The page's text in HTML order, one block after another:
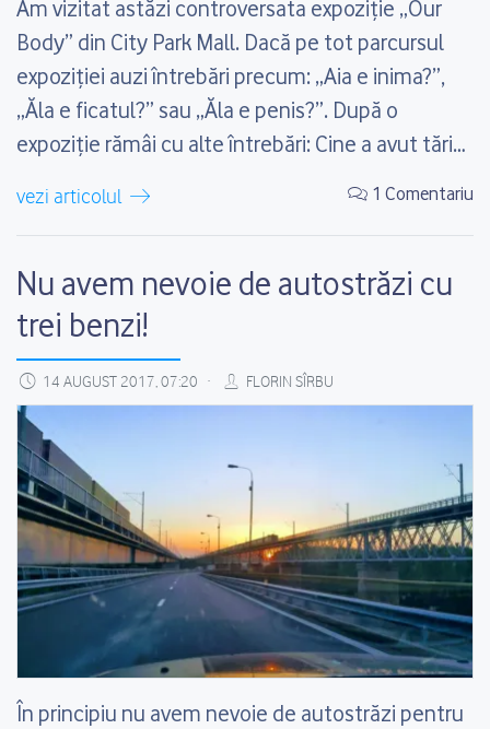
Am vizitat astăzi controversata expoziție „Our
Body” din City Park Mall. Dacă pe tot parcursul
expoziției auzi întrebări precum: „Aia e inima?”,
„Ăla e ficatul?” sau „Ăla e penis?”. După o
expoziție rămâi cu alte întrebări: Cine a avut tăria
respective? Cine a avut ideea acestei...
vezi articolul 1 Comentariu
Nu avem nevoie de autostrăzi cu
trei benzi!
14 AUGUST 2017, 07:20 FLORIN SÎRBU
În principiu nu avem nevoie de autostrăzi pentru